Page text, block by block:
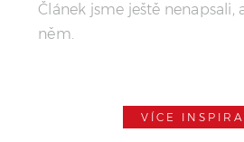
Článek jsme ještě nenapsali,
něm.
VÍCE